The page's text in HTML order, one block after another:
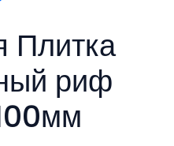
Плитка
риф